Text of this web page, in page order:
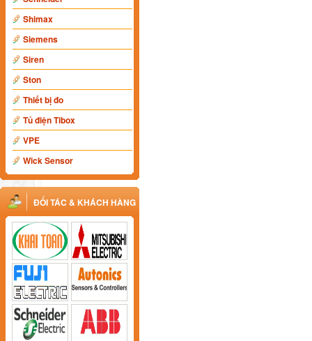
Shimax
Siemens
Siren
Ston
Thiết bị đo
Tủ điện Tibox
VPE
Wick Sensor
ĐỐI TÁC & KHÁCH HÀNG